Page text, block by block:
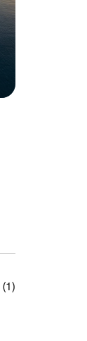
(1)